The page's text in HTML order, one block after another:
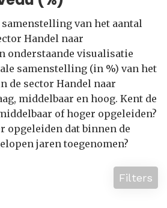
van het aantal
Handel naar
onderstaande visualisatie
samenstelling (in %) van het
de sector Handel naar
middelbaar en hoog. Kent de
of hoger opgeleiden?
opgeleiden dat binnen de
jaren toegenomen?
Filters